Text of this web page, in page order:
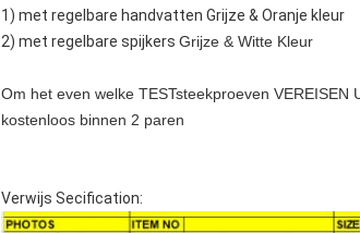
1) met regelbare handvatten Grijze & Oranje kleur
2) met regelbare spijkers Grijze & Witte Kleur
Om het even welke TESTsteekproeven VEREISEN
kostenloos binnen 2 paren
Verwijs Secification: